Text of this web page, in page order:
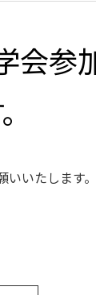
会参
いたします。